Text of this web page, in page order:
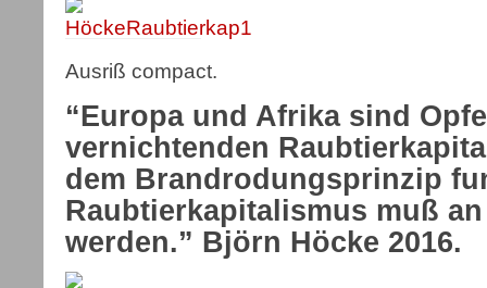
Ausriß compact.
“Europa und Afrika sind
vernichtenden
dem Brandrodungsprinzip
Raubtierkapitalismus muß
werden.” Björn Höcke 2016.